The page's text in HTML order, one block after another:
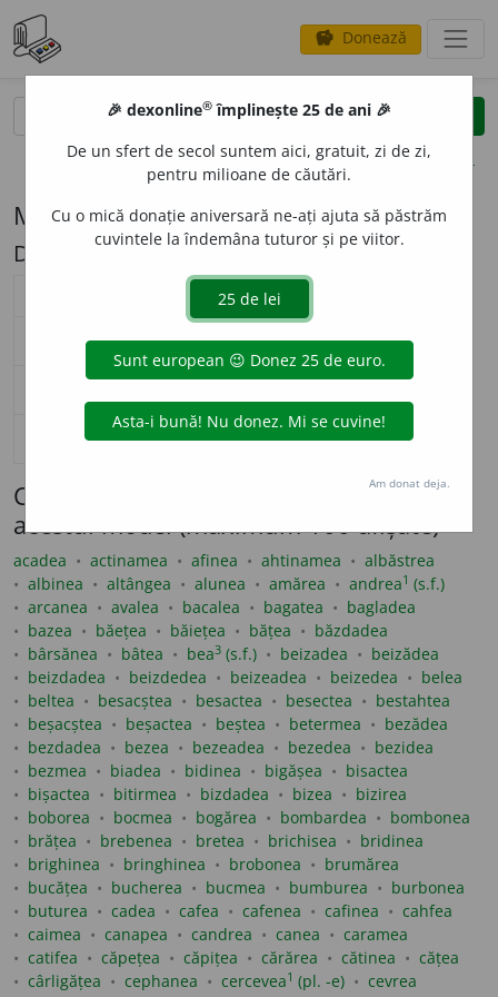
savings Donează
opțiuni
Modelul de flexiune F151 (măsea)
Descriere: e'a/'e
F151 nearticulat
nominativ-acuzativ
singular măsea
plural măsele măselele
singular măsele măselei
plural măsele măselelor
vocativ
singular —
Cuvinte care se flexionează conform
acestui model (maximum 100 afișate)
acadea actinamea afinea ahtinamea
albăstrea
albinea
altângea alunea amărea andrea1 (s.f.)
arcanea
avalea bacalea bagatea
bagladea
bazea
băețea băiețea bățea
băzdadea
bârsănea
bâtea bea3 (s.f.) beizadea
beizădea
beizdadea
beizdedea beizeadea beizedea
belea
beltea
besacștea besactea besectea
bestahtea
beșacștea
beșactea beștea betermea
bezădea
bezdadea
bezea bezeadea bezedea
bezidea
bezmea
biadea bidinea bigășea
bisactea
bișactea
bitirmea bizdadea bizea
bizirea
boborea
bocmea bogărea bombardea
bombonea
brățea
brebenea bretea brichisea
bridinea
brighinea
bringhinea brobonea
brumărea
bucățea
bucherea bucmea bumburea
burbonea
buturea
cadea cafea cafenea cafinea
cahfea
caimea
canapea candrea canea
caramea
catifea
căpețea căpițea cărărea cătinea
cățea
cârligățea
cephanea cercevea1 (pl. -e)
cevrea
🎉 dexonline® împlinește 25 de ani 🎉
De un sfert de secol suntem aici, gratuit, zi de zi,
pentru milioane de căutări.
Cu o mică donație aniversară ne-ați ajuta să păstrăm
cuvintele la îndemâna tuturor și pe viitor.
Am donat deja.